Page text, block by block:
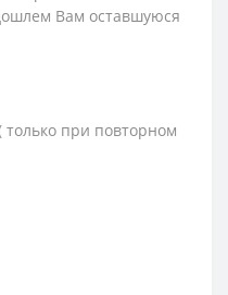
Вам оставшуюся
при повторном